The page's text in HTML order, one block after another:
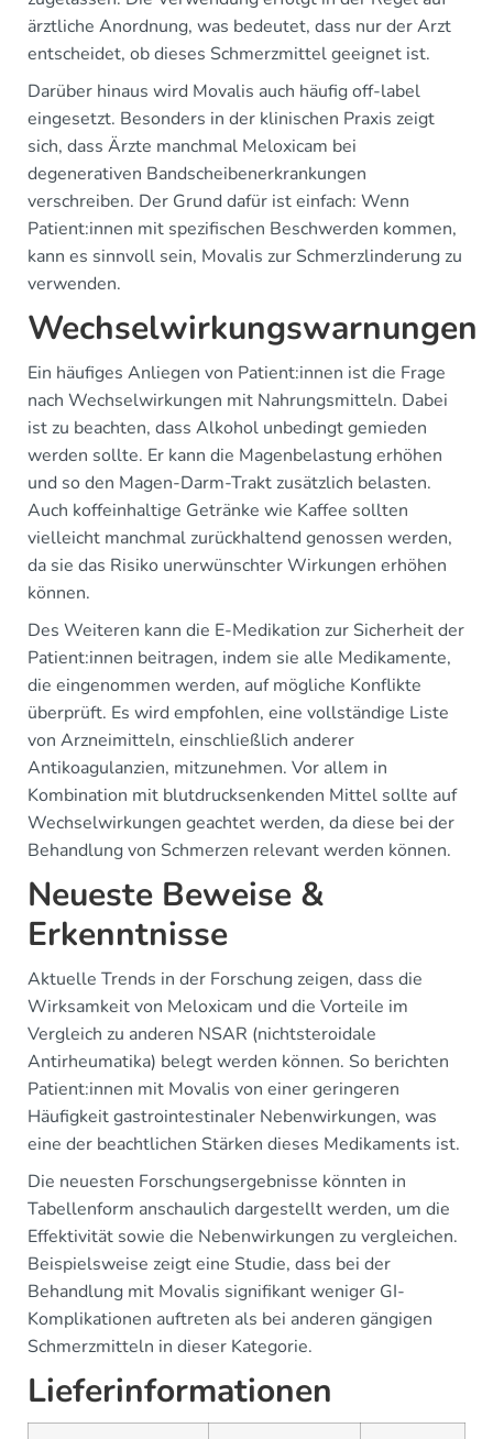
ärztliche Anordnung, was bedeutet, dass nur der Arzt
entscheidet, ob dieses Schmerzmittel geeignet ist.
Darüber hinaus wird Movalis auch häufig off-label
eingesetzt. Besonders in der klinischen Praxis zeigt
sich, dass Ärzte manchmal Meloxicam bei
degenerativen Bandscheibenerkrankungen
verschreiben. Der Grund dafür ist einfach: Wenn
Patient:innen mit spezifischen Beschwerden kommen,
kann es sinnvoll sein, Movalis zur Schmerzlinderung zu
verwenden.
Wechselwirkungswarnungen
Ein häufiges Anliegen von Patient:innen ist die Frage
nach Wechselwirkungen mit Nahrungsmitteln. Dabei
ist zu beachten, dass Alkohol unbedingt gemieden
werden sollte. Er kann die Magenbelastung erhöhen
und so den Magen-Darm-Trakt zusätzlich belasten.
Auch koffeinhaltige Getränke wie Kaffee sollten
vielleicht manchmal zurückhaltend genossen werden,
da sie das Risiko unerwünschter Wirkungen erhöhen
können.
Des Weiteren kann die E-Medikation zur Sicherheit der
Patient:innen beitragen, indem sie alle Medikamente,
die eingenommen werden, auf mögliche Konflikte
überprüft. Es wird empfohlen, eine vollständige Liste
von Arzneimitteln, einschließlich anderer
Antikoagulanzien, mitzunehmen. Vor allem in
Kombination mit blutdrucksenkenden Mittel sollte auf
Wechselwirkungen geachtet werden, da diese bei der
Behandlung von Schmerzen relevant werden können.
Neueste Beweise &
Erkenntnisse
Aktuelle Trends in der Forschung zeigen, dass die
Wirksamkeit von Meloxicam und die Vorteile im
Vergleich zu anderen NSAR (nichtsteroidale
Antirheumatika) belegt werden können. So berichten
Patient:innen mit Movalis von einer geringeren
Häufigkeit gastrointestinaler Nebenwirkungen, was
eine der beachtlichen Stärken dieses Medikaments ist.
Die neuesten Forschungsergebnisse könnten in
Tabellenform anschaulich dargestellt werden, um die
Effektivität sowie die Nebenwirkungen zu vergleichen.
Beispielsweise zeigt eine Studie, dass bei der
Behandlung mit Movalis signifikant weniger GI-
Komplikationen auftreten als bei anderen gängigen
Schmerzmitteln in dieser Kategorie.
Lieferinformationen